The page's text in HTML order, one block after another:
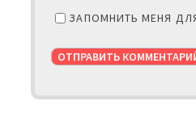
ЗАПОМНИТЬ МЕНЯ